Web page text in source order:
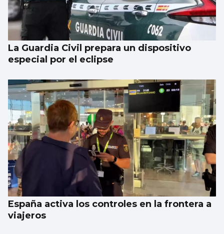
La Guardia Civil prepara un dispositivo
especial por el eclipse
España activa los controles en la frontera a
viajeros